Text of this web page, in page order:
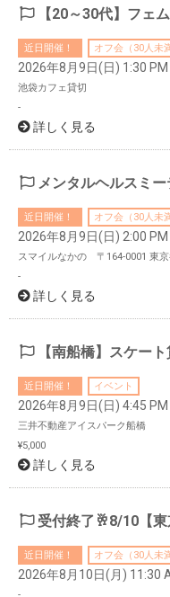
【20～30代】フェ
近日開催！ オフ会（30人未
2026年8月9日(日) 1:30 PM
池袋カフェ貸切
-
詳しく見る
メンタルヘルスミー
近日開催！ オフ会（30人未
2026年8月9日(日) 2:00 PM
スマイルなかの 〒164-0001 東京
-
詳しく見る
【南船橋】スケー
近日開催！ イベント
2026年8月9日(日) 4:45 PM
三井不動産アイスパーク船橋
¥5,000
詳しく見る
受付終了🥂8/10【東
近日開催！ オフ会（30人未
2026年8月10日(月) 11:30